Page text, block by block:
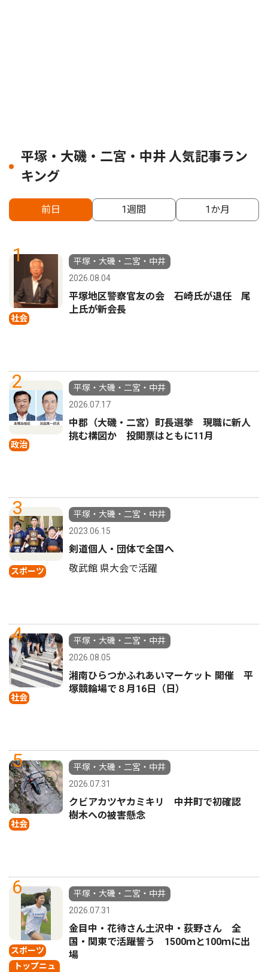
平塚・大磯・二宮・中井 人気記事ラン
キング
前日 1週間 1か月
1
社会
平塚・大磯・二宮・中井
2026.08.04
平塚地区警察官友の会 石崎氏が退任 尾
上氏が新会長
2
政治
平塚・大磯・二宮・中井
2026.07.17
中郡（大磯・二宮）町長選挙 現職に新人
挑む構図か 投開票はともに11月
3
スポーツ
平塚・大磯・二宮・中井
2023.06.15
剣道個人・団体で全国へ
敬武館 県大会で活躍
4
社会
平塚・大磯・二宮・中井
2026.08.05
湘南ひらつかふれあいマーケット 開催 平
塚競輪場で８月16日（日）
5
社会
平塚・大磯・二宮・中井
2026.07.31
クビアカツヤカミキリ 中井町で初確認
樹木への被害懸念
6
スポーツ
トップニュ
平塚・大磯・二宮・中井
2026.07.31
金目中・花待さん土沢中・荻野さん 全
国・関東で活躍誓う 1500ｍと100ｍに出
場